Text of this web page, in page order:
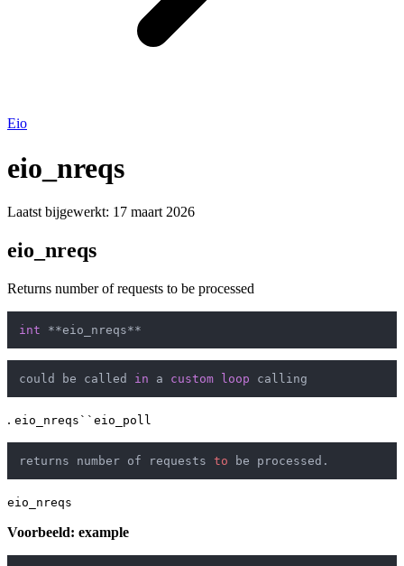
Eio
eio_nreqs
Laatst bijgewerkt: 17 maart 2026
eio_nreqs
Returns number of requests to be processed
int
could be called in a custom loop
. eio_nreqs``eio_poll
returns number of requests to
eio_nreqs
Voorbeeld: example